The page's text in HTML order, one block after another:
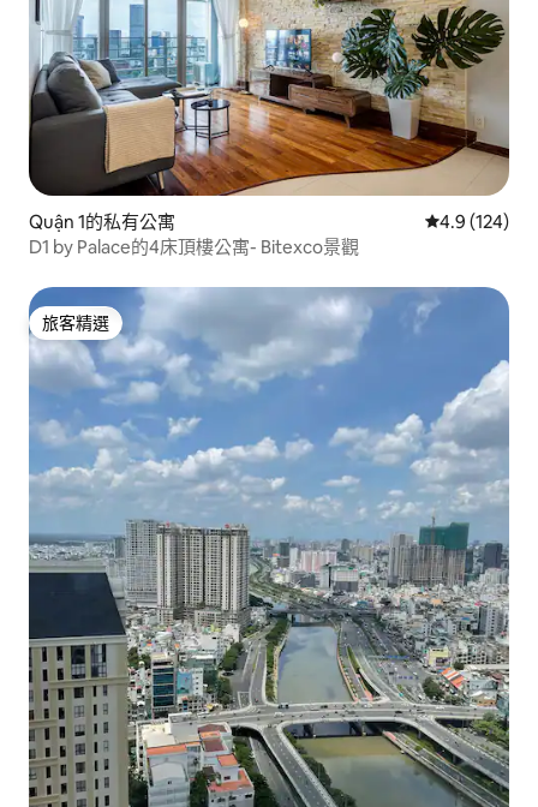
Quận 1的私有公寓 從 124 則評
4.9 (124)
D1 by Palace的4床頂樓公寓- Bitexco景觀
旅客精選
旅客精選